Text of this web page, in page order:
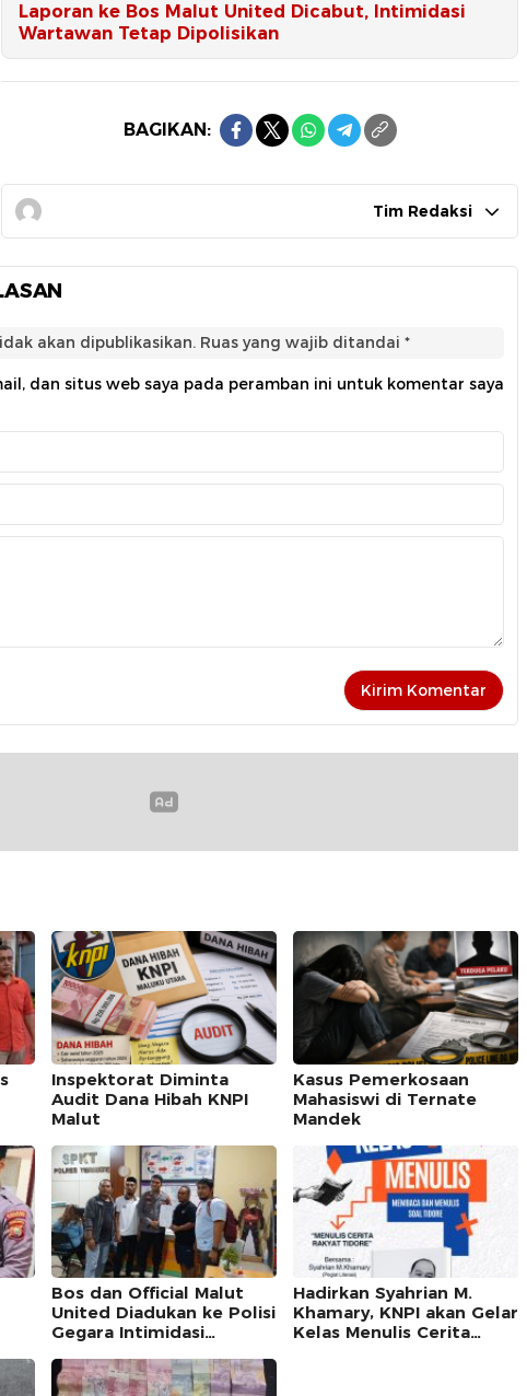
Laporan ke Bos Malut United Dicabut, Intimidasi
Wartawan Tetap Dipolisikan
BAGIKAN:
Tim Redaksi
akan dipublikasikan. Ruas yang wajib ditandai *
dan situs web saya pada peramban ini untuk komentar saya
Inspektorat Diminta
Audit Dana Hibah KNPI
Malut
Kasus Pemerkosaan
Mahasiswi di Ternate
Mandek
Bos dan Official Malut
United Diadukan ke Polisi
Gegara Intimidasi
Hadirkan Syahrian M.
Khamary, KNPI akan Gelar
Kelas Menulis Cerita